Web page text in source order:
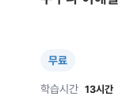
무료
학습시간 13시간